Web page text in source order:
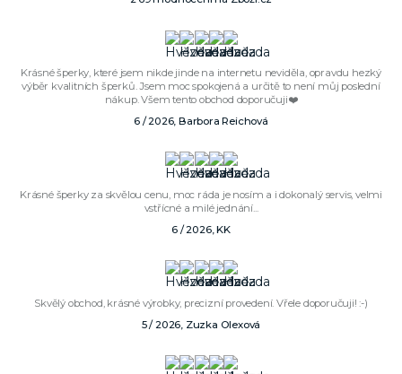
Krásné šperky, které jsem nikde jinde na internetu neviděla, opravdu hezký
výběr kvalitních šperků. Jsem moc spokojená a určitě to není můj poslední
nákup. Všem tento obchod doporučuji❤️
6 / 2026, Barbora Reichová
Krásné šperky za skvělou cenu, moc ráda je nosím a i dokonalý servis, velmi
vstřícné a milé jednání...
6 / 2026, KK
Skvělý obchod, krásné výrobky, precizní provedení. Vřele doporučuji! :-)
5 / 2026, Zuzka Olexová